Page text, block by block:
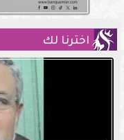
اخترنا لك